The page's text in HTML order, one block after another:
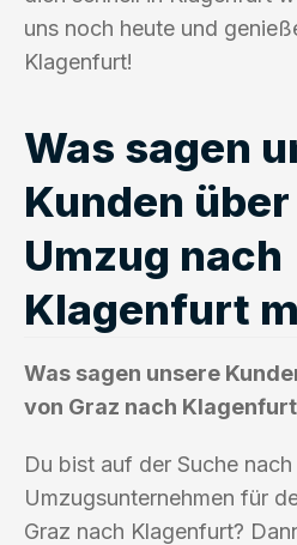
uns noch heute und
Klagenfurt!
Was sagen
Kunden
Umzug nach
Klagenfurt
Was sagen unsere
von Graz nach
Du bist auf der Suche
Umzugsunternehmen für
Graz nach Klagenfurt?